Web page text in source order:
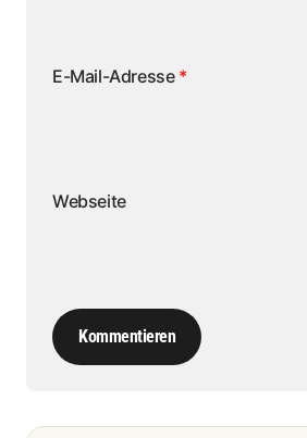
E-Mail-Adresse *
Webseite
Kommentieren